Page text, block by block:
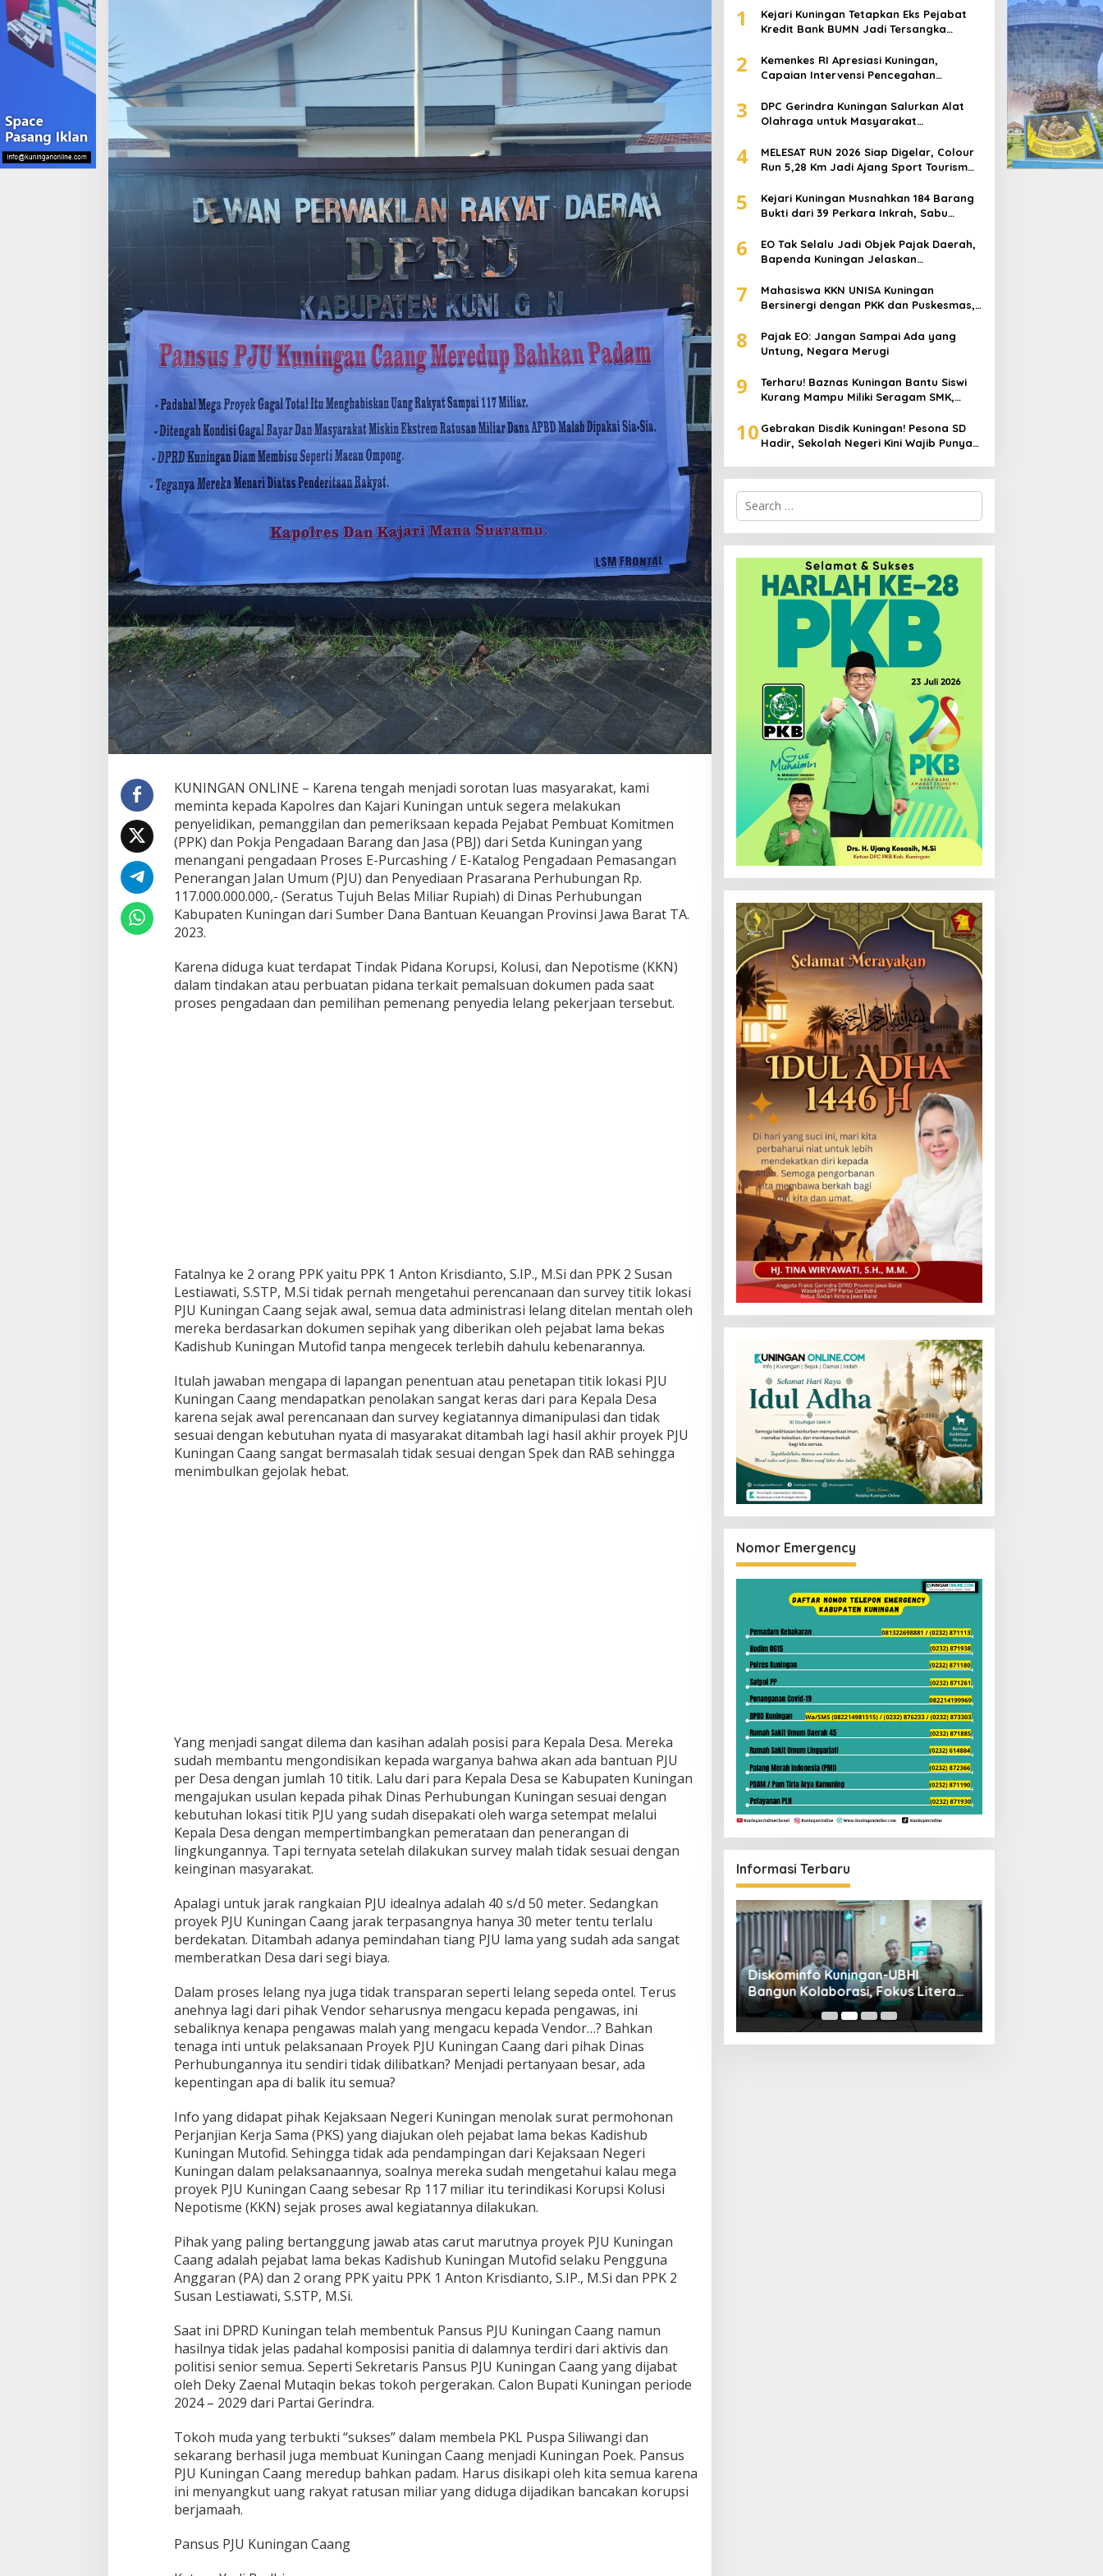
KUNINGAN ONLINE – Karena tengah menjadi sorotan luas masyarakat, kami
meminta kepada Kapolres dan Kajari Kuningan untuk segera melakukan
penyelidikan, pemanggilan dan pemeriksaan kepada Pejabat Pembuat Komitmen
(PPK) dan Pokja Pengadaan Barang dan Jasa (PBJ) dari Setda Kuningan yang
menangani pengadaan Proses E-Purcashing / E-Katalog Pengadaan Pemasangan
Penerangan Jalan Umum (PJU) dan Penyediaan Prasarana Perhubungan Rp.
117.000.000.000,- (Seratus Tujuh Belas Miliar Rupiah) di Dinas Perhubungan
Kabupaten Kuningan dari Sumber Dana Bantuan Keuangan Provinsi Jawa Barat TA.
2023.
Karena diduga kuat terdapat Tindak Pidana Korupsi, Kolusi, dan Nepotisme (KKN)
dalam tindakan atau perbuatan pidana terkait pemalsuan dokumen pada saat
proses pengadaan dan pemilihan pemenang penyedia lelang pekerjaan tersebut.
Fatalnya ke 2 orang PPK yaitu PPK 1 Anton Krisdianto, S.IP., M.Si dan PPK 2 Susan
Lestiawati, S.STP, M.Si tidak pernah mengetahui perencanaan dan survey titik lokasi
PJU Kuningan Caang sejak awal, semua data administrasi lelang ditelan mentah oleh
mereka berdasarkan dokumen sepihak yang diberikan oleh pejabat lama bekas
Kadishub Kuningan Mutofid tanpa mengecek terlebih dahulu kebenarannya.
Itulah jawaban mengapa di lapangan penentuan atau penetapan titik lokasi PJU
Kuningan Caang mendapatkan penolakan sangat keras dari para Kepala Desa
karena sejak awal perencanaan dan survey kegiatannya dimanipulasi dan tidak
sesuai dengan kebutuhan nyata di masyarakat ditambah lagi hasil akhir proyek PJU
Kuningan Caang sangat bermasalah tidak sesuai dengan Spek dan RAB sehingga
menimbulkan gejolak hebat.
Yang menjadi sangat dilema dan kasihan adalah posisi para Kepala Desa. Mereka
sudah membantu mengondisikan kepada warganya bahwa akan ada bantuan PJU
per Desa dengan jumlah 10 titik. Lalu dari para Kepala Desa se Kabupaten Kuningan
mengajukan usulan kepada pihak Dinas Perhubungan Kuningan sesuai dengan
kebutuhan lokasi titik PJU yang sudah disepakati oleh warga setempat melalui
Kepala Desa dengan mempertimbangkan pemerataan dan penerangan di
lingkungannya. Tapi ternyata setelah dilakukan survey malah tidak sesuai dengan
keinginan masyarakat.
Apalagi untuk jarak rangkaian PJU idealnya adalah 40 s/d 50 meter. Sedangkan
proyek PJU Kuningan Caang jarak terpasangnya hanya 30 meter tentu terlalu
berdekatan. Ditambah adanya pemindahan tiang PJU lama yang sudah ada sangat
memberatkan Desa dari segi biaya.
Dalam proses lelang nya juga tidak transparan seperti lelang sepeda ontel. Terus
anehnya lagi dari pihak Vendor seharusnya mengacu kepada pengawas, ini
sebaliknya kenapa pengawas malah yang mengacu kepada Vendor…? Bahkan
tenaga inti untuk pelaksanaan Proyek PJU Kuningan Caang dari pihak Dinas
Perhubungannya itu sendiri tidak dilibatkan? Menjadi pertanyaan besar, ada
kepentingan apa di balik itu semua?
Info yang didapat pihak Kejaksaan Negeri Kuningan menolak surat permohonan
Perjanjian Kerja Sama (PKS) yang diajukan oleh pejabat lama bekas Kadishub
Kuningan Mutofid. Sehingga tidak ada pendampingan dari Kejaksaan Negeri
Kuningan dalam pelaksanaannya, soalnya mereka sudah mengetahui kalau mega
proyek PJU Kuningan Caang sebesar Rp 117 miliar itu terindikasi Korupsi Kolusi
Nepotisme (KKN) sejak proses awal kegiatannya dilakukan.
Pihak yang paling bertanggung jawab atas carut marutnya proyek PJU Kuningan
Caang adalah pejabat lama bekas Kadishub Kuningan Mutofid selaku Pengguna
Anggaran (PA) dan 2 orang PPK yaitu PPK 1 Anton Krisdianto, S.IP., M.Si dan PPK 2
Susan Lestiawati, S.STP, M.Si.
Saat ini DPRD Kuningan telah membentuk Pansus PJU Kuningan Caang namun
hasilnya tidak jelas padahal komposisi panitia di dalamnya terdiri dari aktivis dan
politisi senior semua. Seperti Sekretaris Pansus PJU Kuningan Caang yang dijabat
oleh Deky Zaenal Mutaqin bekas tokoh pergerakan. Calon Bupati Kuningan periode
2024 – 2029 dari Partai Gerindra.
Tokoh muda yang terbukti “sukses” dalam membela PKL Puspa Siliwangi dan
sekarang berhasil juga membuat Kuningan Caang menjadi Kuningan Poek. Pansus
PJU Kuningan Caang meredup bahkan padam. Harus disikapi oleh kita semua karena
ini menyangkut uang rakyat ratusan miliar yang diduga dijadikan bancakan korupsi
berjamaah.
Pansus PJU Kuningan Caang
1
Kejari Kuningan Tetapkan Eks Pejabat
Kredit Bank BUMN Jadi Tersangka
2
Kemenkes RI Apresiasi Kuningan,
Capaian Intervensi Pencegahan
3
DPC Gerindra Kuningan Salurkan Alat
Olahraga untuk Masyarakat
Generasi Muda
4
MELESAT RUN 2026 Siap Digelar, Colour
Run 5,28 Km Jadi Ajang Sport Tourism
5
Kejari Kuningan Musnahkan 184 Barang
Bukti dari 39 Perkara Inkrah, Sabu
6
EO Tak Selalu Jadi Objek Pajak Daerah,
Bapenda Kuningan Jelaskan
7
Mahasiswa KKN UNISA Kuningan
Bersinergi dengan PKK dan Puskesmas,
hingga Perawatan Lansia
8
Pajak EO: Jangan Sampai Ada yang
Untung, Negara Merugi
9
Terharu! Baznas Kuningan Bantu Siswi
Kurang Mampu Miliki Seragam SMK,
Padam
10 Gebrakan Disdik Kuningan! Pesona SD
Hadir, Sekolah Negeri Kini Wajib Punya
Search
for:
Nomor Emergency
Informasi Terbaru
Penampilan “Pesta Panen” Elvy
Sukaesih Berbuah Manis
Diskominfo Kuningan-UBHI
Bangun Kolaborasi, Fokus Literasi
Digital hingga Desa Digital